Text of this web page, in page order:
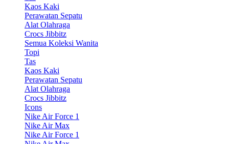
Kaos Kaki
Perawatan Sepatu
Alat Olahraga
Crocs Jibbitz
Semua Koleksi Wanita
Topi
Tas
Kaos Kaki
Perawatan Sepatu
Alat Olahraga
Crocs Jibbitz
Icons
Nike Air Force 1
Nike Air Max
Nike Air Force 1